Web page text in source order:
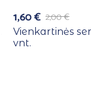
2,00€
1,60€
Vienkartinės
vnt.